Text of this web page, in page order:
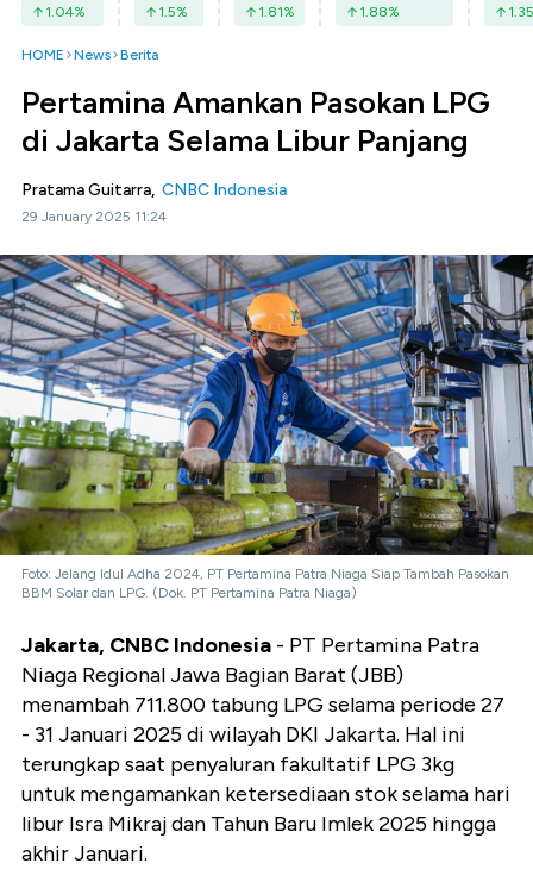
1.04% 1.5% 1.81% 1.88% 1.35
HOME News Berita
Pertamina Amankan Pasokan LPG
di Jakarta Selama Libur Panjang
Pratama Guitarra, CNBC Indonesia
29 January 2025 11:24
Foto: Jelang Idul Adha 2024, PT Pertamina Patra Niaga Siap Tambah Pasokan
BBM Solar dan LPG. (Dok. PT Pertamina Patra Niaga)
Jakarta, CNBC Indonesia - PT Pertamina Patra
Niaga Regional Jawa Bagian Barat (JBB)
menambah 711.800 tabung LPG selama periode 27
- 31 Januari 2025 di wilayah DKI Jakarta. Hal ini
terungkap saat penyaluran fakultatif LPG 3kg
untuk mengamankan ketersediaan stok selama hari
libur Isra Mikraj dan Tahun Baru Imlek 2025 hingga
akhir Januari.